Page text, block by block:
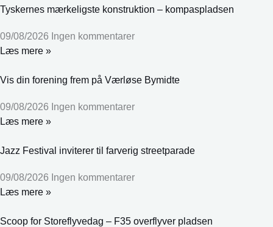
Tyskernes mærkeligste konstruktion – kompaspladsen
09/08/2026 Ingen kommentarer
Læs mere »
Vis din forening frem på Værløse Bymidte
09/08/2026 Ingen kommentarer
Læs mere »
Jazz Festival inviterer til farverig streetparade
09/08/2026 Ingen kommentarer
Læs mere »
Scoop for Storeflyvedag – F35 overflyver pladsen